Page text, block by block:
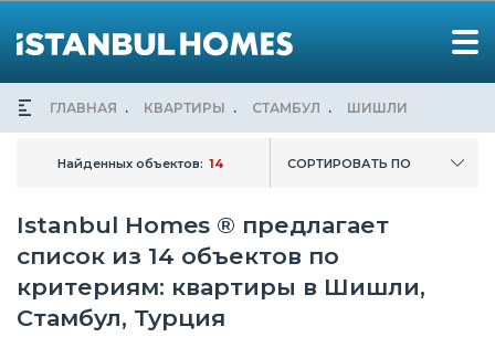
ГЛАВНАЯ КВАРТИРЫ СТАМБУЛ ШИШЛИ
Найденных объектов: 14 СОРТИРОВАТЬ ПО
Istanbul Homes ® предлагает
список из 14 объектов по
критериям: квартиры в Шишли,
Стамбул, Турция